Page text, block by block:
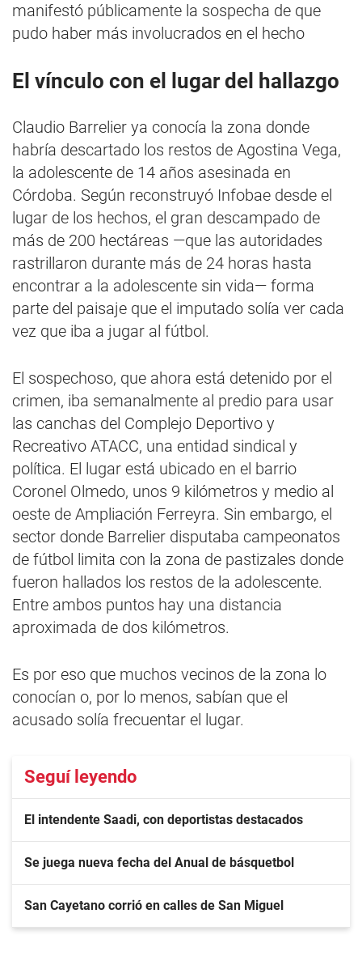
manifestó públicamente la sospecha de que
pudo haber más involucrados en el hecho
El vínculo con el lugar del hallazgo
Claudio Barrelier ya conocía la zona donde
habría descartado los restos de Agostina Vega,
la adolescente de 14 años asesinada en
Córdoba. Según reconstruyó Infobae desde el
lugar de los hechos, el gran descampado de
más de 200 hectáreas —que las autoridades
rastrillaron durante más de 24 horas hasta
encontrar a la adolescente sin vida— forma
parte del paisaje que el imputado solía ver cada
vez que iba a jugar al fútbol.
El sospechoso, que ahora está detenido por el
crimen, iba semanalmente al predio para usar
las canchas del Complejo Deportivo y
Recreativo ATACC, una entidad sindical y
política. El lugar está ubicado en el barrio
Coronel Olmedo, unos 9 kilómetros y medio al
oeste de Ampliación Ferreyra. Sin embargo, el
sector donde Barrelier disputaba campeonatos
de fútbol limita con la zona de pastizales donde
fueron hallados los restos de la adolescente.
Entre ambos puntos hay una distancia
aproximada de dos kilómetros.
Es por eso que muchos vecinos de la zona lo
conocían o, por lo menos, sabían que el
acusado solía frecuentar el lugar.
Seguí leyendo
El intendente Saadi, con deportistas destacados
Se juega nueva fecha del Anual de básquetbol
San Cayetano corrió en calles de San Miguel